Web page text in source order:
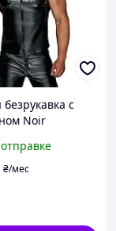
с
Noir
эффект
₴/мес